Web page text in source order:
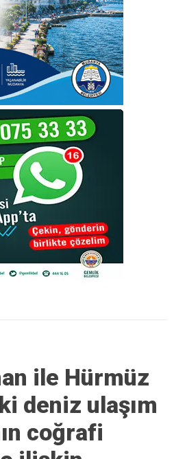
ile Hürmüz
deniz ulaşım
coğrafi